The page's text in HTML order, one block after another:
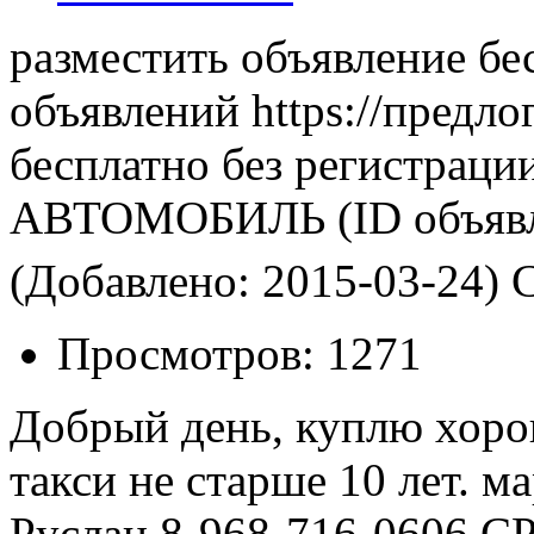
разместить объявление
объявлений https://
бесплатно без
АВТОМОБИЛЬ (ID
(Добавлено: 2015-03-24)
Просмотров: 1271
Добрый день, куплю
такси не старше 10 лет.